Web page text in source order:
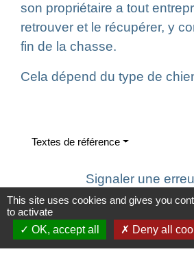
son propriétaire a tout
retrouver et le récupérer, y
fin de la chasse.
Cela dépend du type de
Textes de référence
Signaler une
This site uses cookies and gives you
to activate
OK, accept all
Deny all